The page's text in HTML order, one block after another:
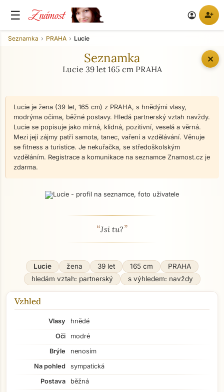
☰ Známost account_circle person_add
✕
Seznamka PRAHA Lucie
Seznamka
Lucie 39 let 165 cm PRAHA
Lucie je žena (39 let, 165 cm) z PRAHA, s hnědými vlasy,
modrýma očima, běžné postavy. Hledá partnerský vztah navždy.
Lucie se popisuje jako mírná, klidná, pozitivní, veselá a věrná.
Mezi její zájmy patří samota, tanec, vaření a vzdělávání. Věnuje
se fitness a turistice. Je nekuřačka, se středoškolským
vzděláním. Registrace a komunikace na seznamce Znamost.cz je
zdarma.
“Jsi tu?”
Lucie žena 39 let 165 cm
PRAHA
hledám vztah: partnerský
s výhledem: navždy
Vzhled
Vlasy
hnědé
Oči
modré
Brýle
nenosím
Na pohled
sympatická
Postava
běžná